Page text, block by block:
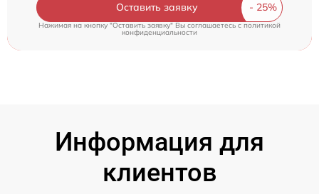
Оставить заявку
Нажимая на кнопку "Оставить заявку" Вы соглашаетесь cполитикой
конфиденциальности
Информация для
клиентов